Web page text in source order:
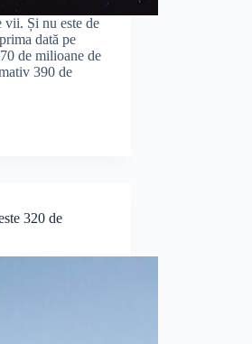
vii. Și nu este de
dată pe
de milioane de
390 de
320 de